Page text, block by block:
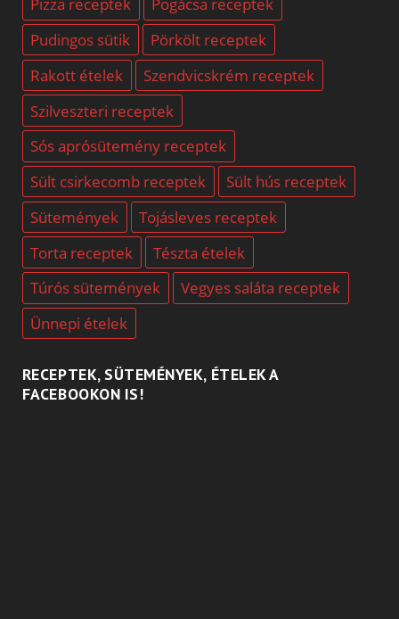
Pizza receptek
Pogácsa receptek
Pudingos sütik
Pörkölt receptek
Rakott ételek
Szendvicskrém receptek
Szilveszteri receptek
Sós aprósütemény receptek
Sült csirkecomb receptek
Sült hús receptek
Sütemények
Tojásleves receptek
Torta receptek
Tészta ételek
Túrós sütemények
Vegyes saláta receptek
Ünnepi ételek
RECEPTEK, SÜTEMÉNYEK, ÉTELEK A
FACEBOOKON IS!